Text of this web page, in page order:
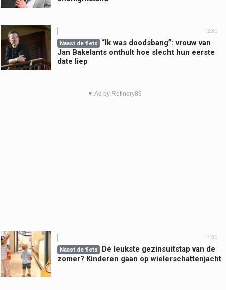
12:30
Naast de fiets
“Ik was doodsbang”: vrouw van
Jan Bakelants onthult hoe slecht hun eerste
date liep
▼ Ad by Refinery89
11:30
Naast de fiets
Dé leukste gezinsuitstap van de
zomer? Kinderen gaan op wielerschattenjacht